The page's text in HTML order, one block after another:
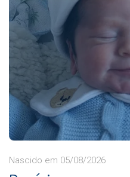
Nascido em 05/08/2026